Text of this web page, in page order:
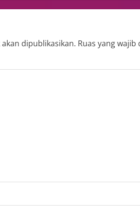
dipublikasikan. Ruas yang wajib